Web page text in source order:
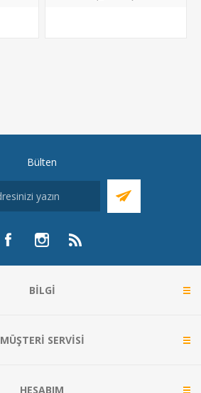
Bülten
BILGI
MÜŞTERI SERVISI
HESABIM